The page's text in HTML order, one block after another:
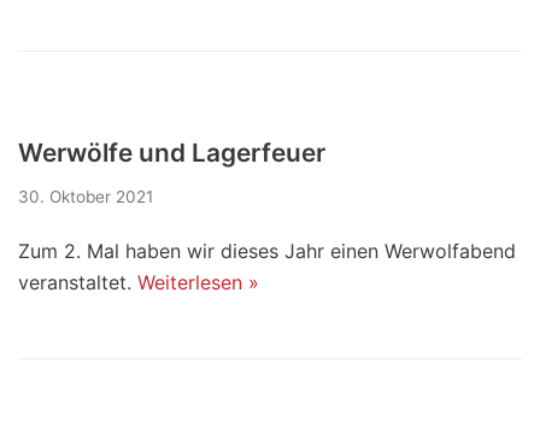
Werwölfe und Lagerfeuer
30. Oktober 2021
Zum 2. Mal haben wir dieses Jahr einen Werwolfabend
veranstaltet. Weiterlesen »